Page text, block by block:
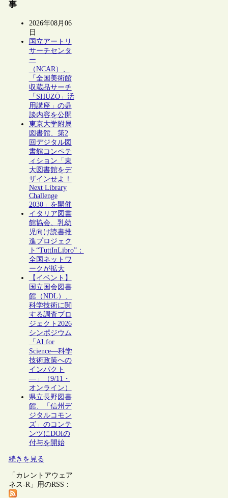
事
2026年08月06
日
国立アートリ
サーチセンタ
ー
（NCAR）、
「全国美術館
収蔵品サーチ
「SHŪZŌ」活
用講座」の鼎
談内容を公開
東京大学附属
図書館、第2
回デジタル図
書館コンペテ
ィション「東
大図書館をデ
ザインせよ！
Next Library
Challenge
2030」を開催
イタリア図書
館協会、乳幼
児向け読書推
進プロジェク
ト“TuttInLibro”：
全国ネットワ
ークが拡大
【イベント】
国立国会図書
館（NDL）、
科学技術に関
する調査プロ
ジェクト2026
シンポジウム
「AI for
Science―科学
技術政策への
インパクト
―」（9/11・
オンライン）
県立長野図書
館、「信州デ
ジタルコモン
ズ」のコンテ
ンツにDOIの
付与を開始
続きを見る
「カレントアウェア
ネス-R」用のRSS：